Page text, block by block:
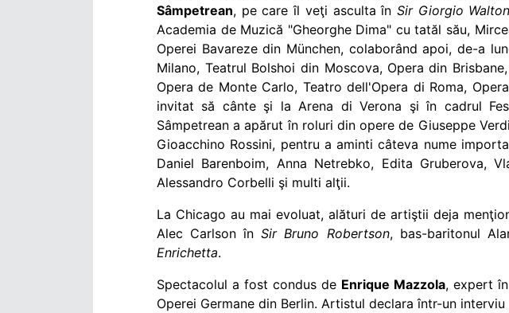
Sâmpetrean, pe care îl veţi asculta în Sir Giorgio Walton
Academia de Muzică "Gheorghe Dima" cu tatăl său,
Operei Bavareze din München, colaborând apoi, de-a
Milano, Teatrul Bolshoi din Moscova, Opera din Brisbane,
Opera de Monte Carlo, Teatro dell'Opera di Roma,
invitat să cânte şi la Arena di Verona şi în cadrul
Sâmpetrean a apărut în roluri din opere de Giuseppe
Gioacchino Rossini, pentru a aminti câteva nume
Daniel Barenboim, Anna Netrebko, Edita Gruberova,
Alessandro Corbelli şi multi alţii.
La Chicago au mai evoluat, alături de artiştii deja
Alec Carlson înSir Bruno Robertson, bas-baritonul
Enrichetta.
Spectacolul a fost condus de Enrique Mazzola, expert
Operei Germane din Berlin. Artistul declara într-un